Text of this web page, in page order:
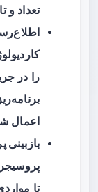
تعداد و
را در
اعمال
بازبینی
تا